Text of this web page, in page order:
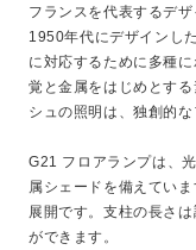
フランスを代表するデ
1950年代にデザインし
に対応するために多種
覚と金属をはじめとす
シュの照明は、独創的
G21 フロアランプは、
属シェードを備えてい
展開です。支柱の長さ
ができます。